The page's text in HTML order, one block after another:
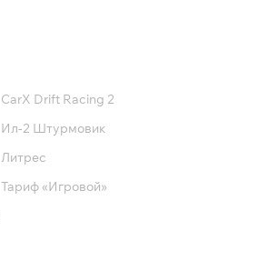
CarX Drift Racing 2
Ил-2 Штурмовик
Литрес
Тариф «Игровой»